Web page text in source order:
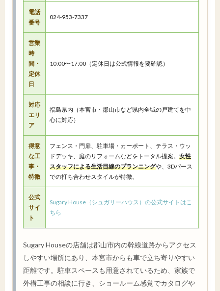
電話
番号
024-953-7337
営業
時
間・
定休
日
10:00〜17:00（定休日は公式情報を要確認）
対応
エリ
ア
福島県内（本宮市・郡山市など県内全域の戸建てを中
心に対応）
得意
な工
事・
特徴
フェンス・門扉、駐車場・カーポート、テラス・ウッ
ドデッキ、庭のリフォームなどをトータル提案。 女性
スタッフによる生活目線のプランニングや、3Dパース
での打ち合わせスタイルが特徴。
公式
サイ
ト
Sugary House（シュガリーハウス）の公式サイトはこ
ちら
Sugary Houseの店舗は郡山市内の幹線道路からアクセス
しやすい場所にあり、本宮市からも車で立ち寄りやすい
距離です。駐車スペースも用意されているため、家族で
外構工事の相談に行き、ショールーム感覚でカタログや